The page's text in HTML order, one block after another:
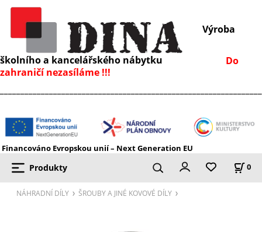
Výroba
školního a kancelářského nábytku Do
zahraničí nezasíláme !!!
Financováno Evropskou unií – Next Generation EU
Produkty 0
NÁHRADNÍ DÍLY ŠROUBY A JINÉ KOVOVÉ DÍLY